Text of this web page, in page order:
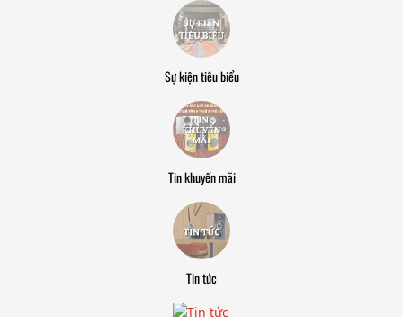
Sự kiện tiêu biểu
Tin khuyến mãi
Tin tức